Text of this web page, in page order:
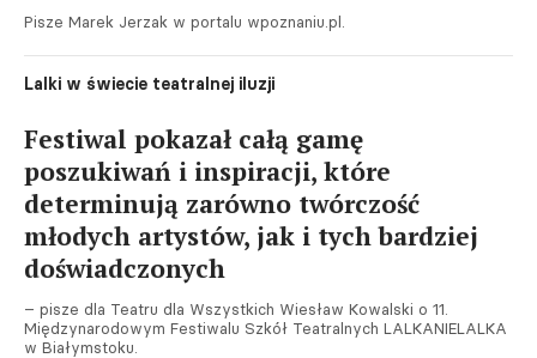
Pisze Marek Jerzak w portalu wpoznaniu.pl.
Lalki w świecie teatralnej iluzji
Festiwal pokazał całą gamę
poszukiwań i inspiracji, które
determinują zarówno twórczość
młodych artystów, jak i tych bardziej
doświadczonych
– pisze dla Teatru dla Wszystkich Wiesław Kowalski o 11.
Międzynarodowym Festiwalu Szkół Teatralnych LALKANIELALKA
w Białymstoku.